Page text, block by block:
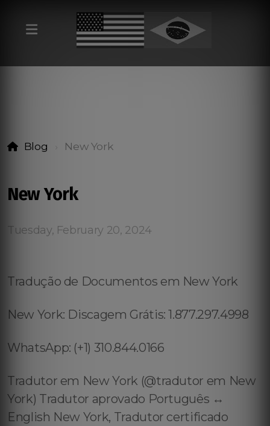
Blog New York
New York
Tuesday, February 20, 2024
Tradução de Documentos em New York
New York: Discagem Grátis: 1.877.297.4998
WhatsApp: (+1) 310.844.0166
Tradutor em New York (@tradutor em New
York) Tradutor aprovado Português ↔️
English New York, Tradutor certificado